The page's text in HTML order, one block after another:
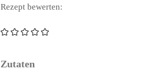
Rezept bewerten:
Zutaten